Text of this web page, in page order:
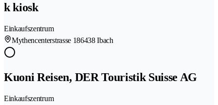
k kiosk
Einkaufszentrum
Mythencenterstrasse 186438 Ibach
Kuoni Reisen, DER Touristik Suisse AG
Einkaufszentrum